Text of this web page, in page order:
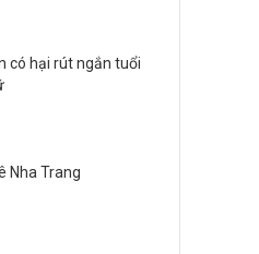
có hại rút ngắn tuổi
Nha Trang